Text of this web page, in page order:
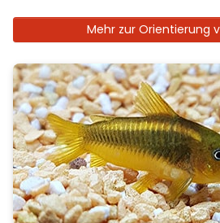
Mehr zur Orientierung